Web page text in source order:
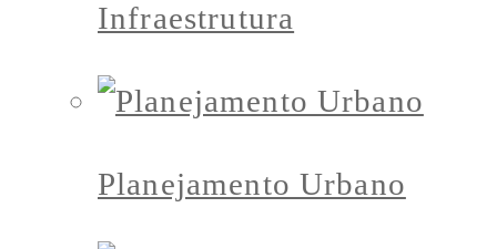
Infraestrutura
Planejamento Urbano